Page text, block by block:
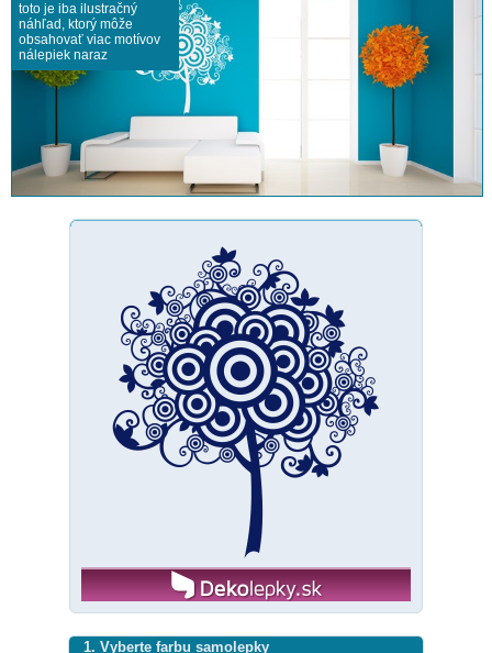
toto je iba ilustračný
náhľad, ktorý môže
obsahovať viac motívov
nálepiek naraz
1. Vyberte farbu samolepky